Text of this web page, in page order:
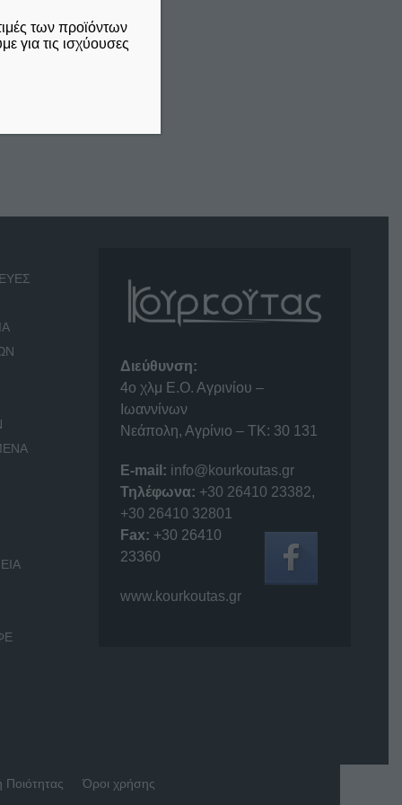
Διεύθυνση:
4o χλμ Ε.Ο. Αγρινίου –
Ιωαννίνων
Νεάπολη, Αγρίνιο – ΤΚ: 30 131
E-mail: info@kourkoutas.gr
Τηλέφωνα: +30 26410 23382,
+30 26410 32801
Fax: +30 26410
23360
www.kourkoutas.gr
Ποιότητας Όροι χρήσης
των προϊόντων
για τις ισχύουσες